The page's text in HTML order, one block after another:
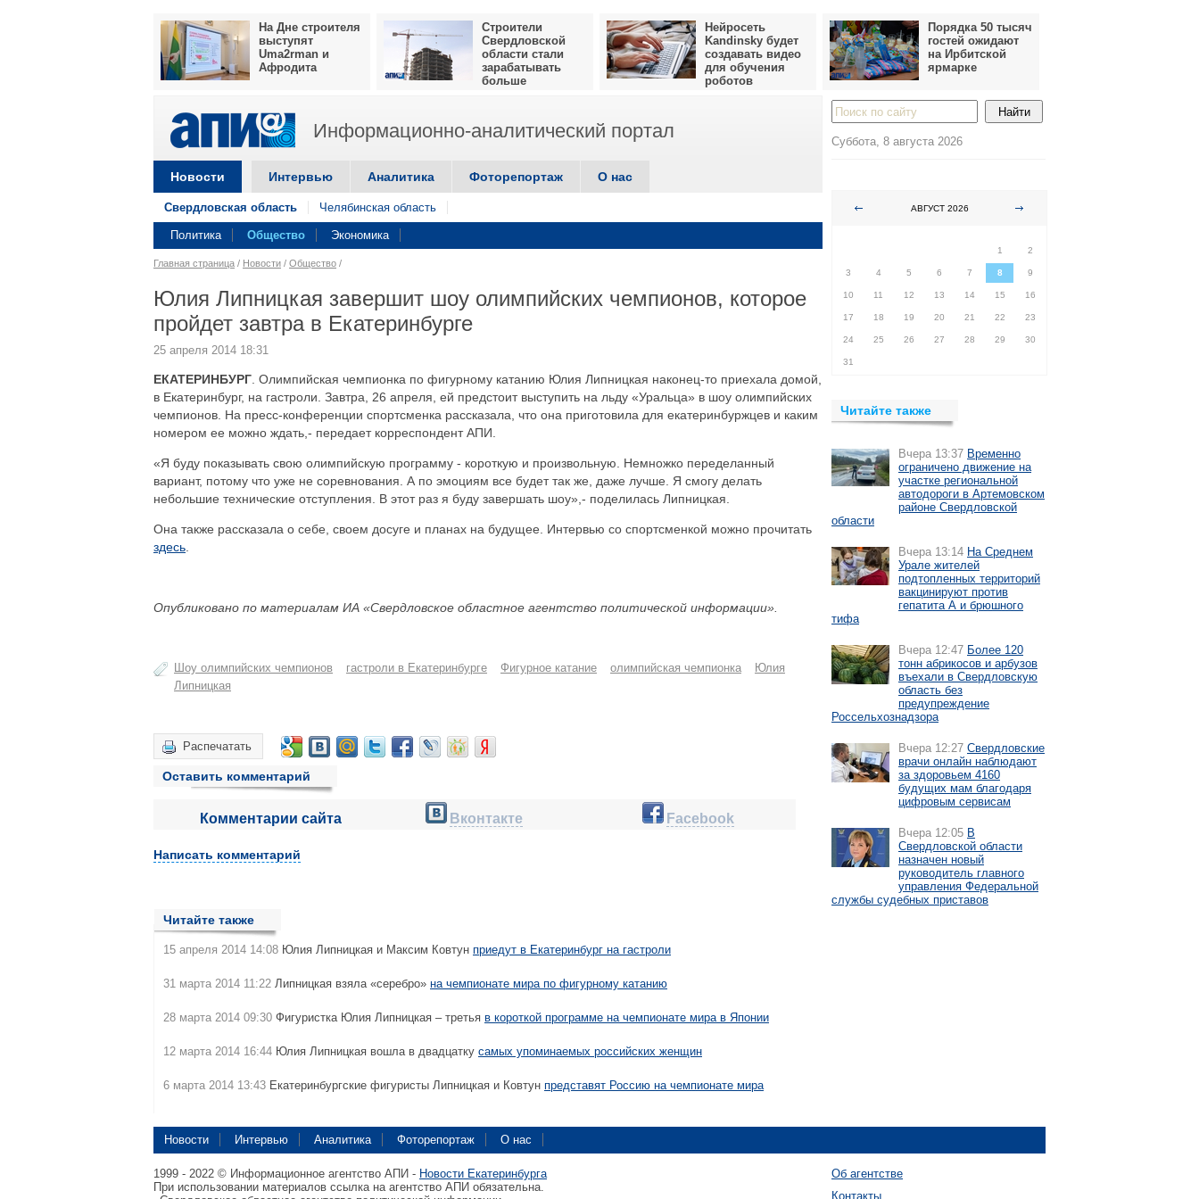
На Дне строителя
выступят
Uma2rman и
Афродита
Строители
Свердловской
области стали
зарабатывать
больше
Нейросеть
Kandinsky будет
создавать видео
для обучения
роботов
Порядка 50 тысяч
гостей ожидают
на Ирбитской
ярмарке
Информационно-аналитический портал
Новости Интервью Аналитика Фоторепортаж О нас
Свердловская область Челябинская область
Политика Общество Экономика
Главная страница / Новости / Общество /
Юлия Липницкая завершит шоу олимпийских чемпионов, которое
пройдет завтра в Екатеринбурге
25 апреля 2014 18:31
ЕКАТЕРИНБУРГ . Олимпийская чемпионка по фигурному катанию Юлия Липницкая наконец-то приехала домой,
в Екатеринбург, на гастроли. Завтра, 26 апреля, ей предстоит выступить на льду «Уральца» в шоу олимпийских
чемпионов. На пресс-конференции спортсменка рассказала, что она приготовила для екатеринбуржцев и каким
номером ее можно ждать,- передает корреспондент АПИ.
«Я буду показывать свою олимпийскую программу - короткую и произвольную. Немножко переделанный
вариант, потому что уже не соревнования. А по эмоциям все будет так же, даже лучше. Я смогу делать
небольшие технические отступления. В этот раз я буду завершать шоу»,- поделилась Липницкая.
Она также рассказала о себе, своем досуге и планах на будущее. Интервью со спортсменкой можно прочитать
здесь
Опубликовано по материалам ИА «Свердловское областное агентство политической информации».
Шоу олимпийских чемпионов гастроли в Екатеринбурге Фигурное катание олимпийская чемпионка
Юлия
Липницкая
Распечатать
Оставить комментарий
Комментарии сайта Вконтакте Facebook
Написать комментарий
Читайте также
15 апреля 2014 14:08 Юлия Липницкая и Максим Ковтун приедут в Екатеринбург на гастроли
31 марта 2014 11:22 Липницкая взяла «серебро» на чемпионате мира по фигурному катанию
28 марта 2014 09:30 Фигуристка Юлия Липницкая – третья в короткой программе на чемпионате мира в Японии
12 марта 2014 16:44 Юлия Липницкая вошла в двадцатку самых упоминаемых российских женщин
6 марта 2014 13:43 Екатеринбургские фигуристы Липницкая и Ковтун представят Россию на чемпионате мира
Суббота, 8 августа 2026
АВГУСТ 2026
1
2
3 4 5 6 7 8 9
10 11 12 13 14 15 16
17 18 19 20 21 22 23
24 25 26 27 28 29 30
31
Читайте также
Вчера 13:37 Временно
ограничено движение на
участке региональной
автодороги в Артемовском
районе Свердловской
области
Вчера 13:14 На Среднем
Урале жителей
подтопленных территорий
вакцинируют против
гепатита А и брюшного
тифа
Вчера 12:47 Более 120
тонн абрикосов и арбузов
въехали в Свердловскую
область без
предупреждение
Россельхознадзора
Вчера 12:27 Свердловские
врачи онлайн наблюдают
за здоровьем 4160
будущих мам благодаря
цифровым сервисам
Вчера 12:05 В
Свердловской области
назначен новый
руководитель главного
управления Федеральной
службы судебных приставов
Новости Интервью Аналитика Фоторепортаж О нас
1999 - 2022 © Информационное агентство АПИ - Новости Екатеринбурга
При использовании материалов ссылка на агентство АПИ обязательна.
Об агентстве
Контакты